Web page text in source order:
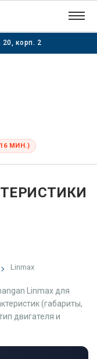
20, корп. 2
МИН.)
Linmax
Linmax для
(габариты,
двигателя и